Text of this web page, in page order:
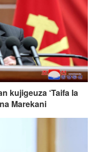
kujigeuza ‘Taifa la
Marekani